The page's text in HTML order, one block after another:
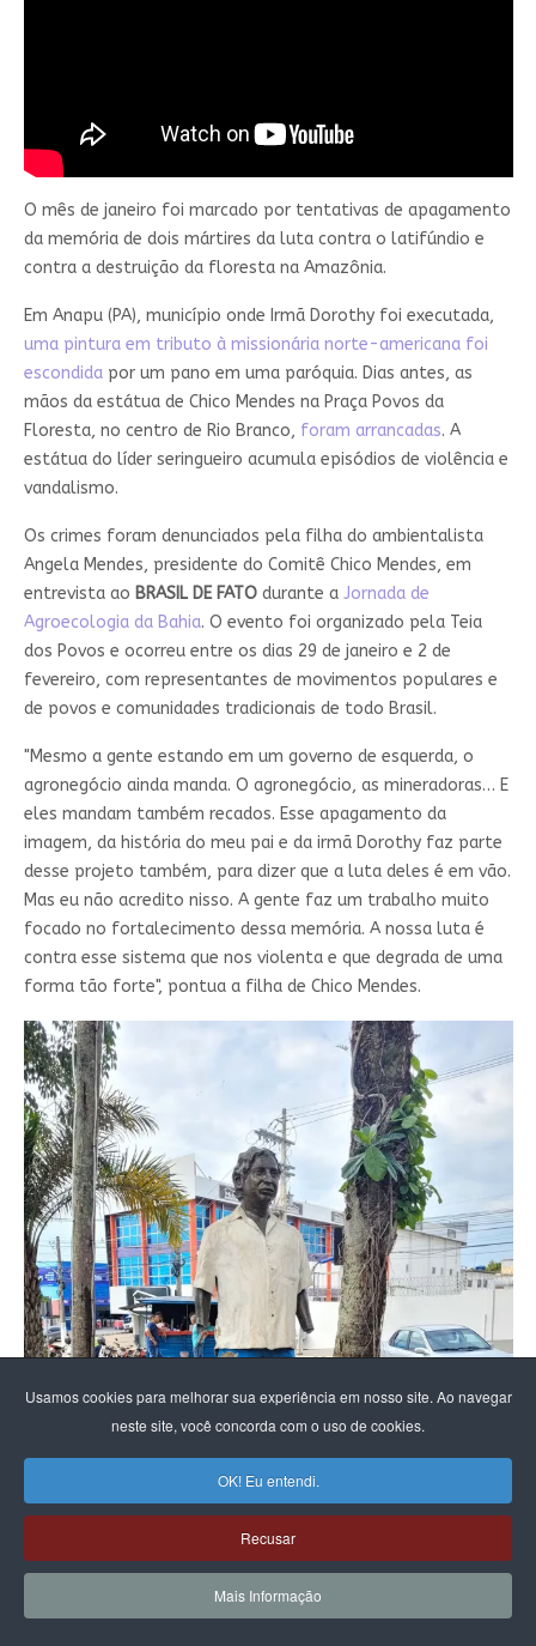
Usamos cookies para melhorar sua experiência em nosso site. Ao navegar
neste site, você concorda com o uso de cookies.
OK! Eu entendi.
Recusar
Mais Informação
O mês de janeiro foi marcado por tentativas de apagamento
da memória de dois mártires da luta contra o latifúndio e
contra a destruição da floresta na Amazônia.
Em Anapu (PA), município onde Irmã Dorothy foi executada,
uma pintura em tributo à missionária norte-americana foi
escondidapor um pano em uma paróquia. Dias antes, as
mãos da estátua de Chico Mendes na Praça Povos da
Floresta, no centro de Rio Branco, foram arrancadas. A
estátua do líder seringueiro acumula episódios de violência e
vandalismo.
Os crimes foram denunciados pela filha do ambientalista
Angela Mendes, presidente do Comitê Chico Mendes, em
entrevista ao BRASIL DE FATOdurante a Jornada de
Agroecologia da Bahia. O evento foi organizado pela Teia
dos Povos e ocorreu entre os dias 29 de janeiro e 2 de
fevereiro, com representantes de movimentos populares e
de povos e comunidades tradicionais de todo Brasil.
"Mesmo a gente estando em um governo de esquerda, o
agronegócio ainda manda. O agronegócio, as mineradoras… E
eles mandam também recados. Esse apagamento da
imagem, da história do meu pai e da irmã Dorothy faz parte
desse projeto também, para dizer que a luta deles é em vão.
Mas eu não acredito nisso. A gente faz um trabalho muito
focado no fortalecimento dessa memória. A nossa luta é
contra esse sistema que nos violenta e que degrada de uma
forma tão forte", pontua a filha de Chico Mendes.